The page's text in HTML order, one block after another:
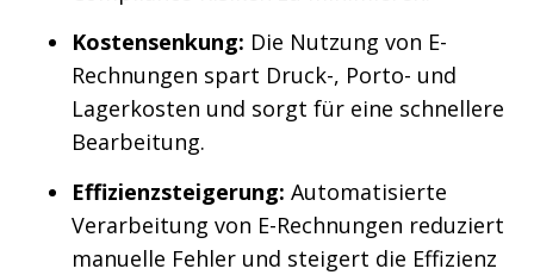
Kostensenkung: Die Nutzung von E-
Rechnungen spart Druck-, Porto- und
Lagerkosten und sorgt für eine schnellere
Bearbeitung.
Effizienzsteigerung: Automatisierte
Verarbeitung von E-Rechnungen reduziert
manuelle Fehler und steigert die Effizienz